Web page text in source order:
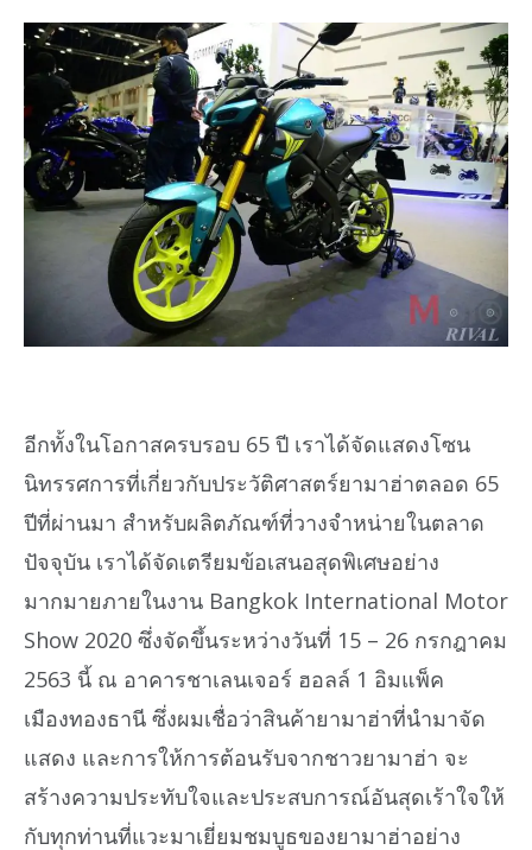
อีกทั้งในโอกาสครบรอบ 65 ปี เราได้จัดแสดงโซน
นิทรรศการที่เกี่ยวกับประวัติศาสตร์ยามาฮ่าตลอด 65
ปีที่ผ่านมา สำหรับผลิตภัณฑ์ที่วางจำหน่ายในตลาด
ปัจจุบัน เราได้จัดเตรียมข้อเสนอสุดพิเศษอย่าง
มากมายภายในงาน Bangkok International Motor
Show 2020 ซึ่งจัดขึ้นระหว่างวันที่ 15 – 26 กรกฎาคม
2563 นี้ ณ อาคารชาเลนเจอร์ ฮอลล์ 1 อิมแพ็ค
เมืองทองธานี ซึ่งผมเชื่อว่าสินค้ายามาฮ่าที่นำมาจัด
แสดง และการให้การต้อนรับจากชาวยามาฮ่า จะ
สร้างความประทับใจและประสบการณ์อันสุดเร้าใจให้
กับทุกท่านที่แวะมาเยี่ยมชมบูธของยามาฮ่าอย่าง